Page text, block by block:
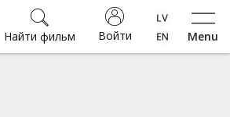
Menu
Войти
Найти фильм